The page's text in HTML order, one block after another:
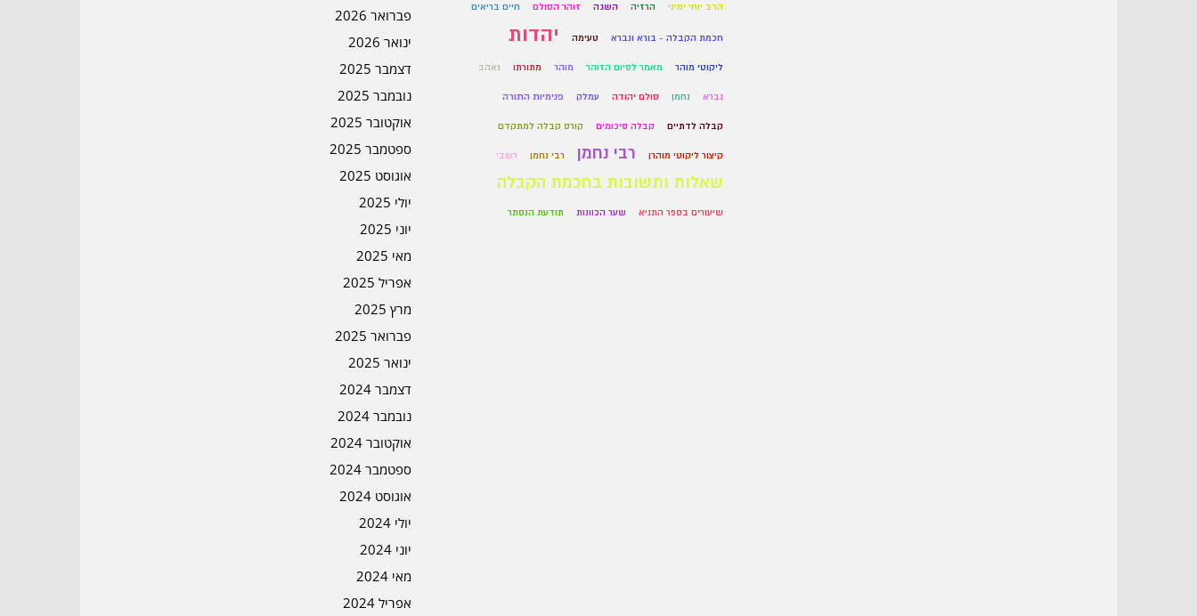
פברואר 2026
ינואר 2026
דצמבר 2025
נובמבר 2025
אוקטובר 2025
ספטמבר 2025
אוגוסט 2025
יולי 2025
יוני 2025
מאי 2025
אפריל 2025
מרץ 2025
פברואר 2025
ינואר 2025
דצמבר 2024
נובמבר 2024
אוקטובר 2024
ספטמבר 2024
אוגוסט 2024
יולי 2024
יוני 2024
מאי 2024
אפריל 2024
הרב יוחי ימיני הרזיה השגה זוהר הסולם חיים בריאים
חכמת הקבלה - בורא ונברא טעימה יהדות
ליקוטי מוהר מאמר לסיום הזוהר מוהר מתורתו נאהב
נברא נחמן סולם יהודה עמלק פנימיות התורה
קבלה לדתיים קבלה סיכומים קורס קבלה למתקדם
קיצור ליקוטי מוהרן רבי נחמן רבי נחמן רשבי
שאלות ותשובות בחכמת הקבלה
שיעורים בספר התניא שער הכוונות תודעת הנסתר